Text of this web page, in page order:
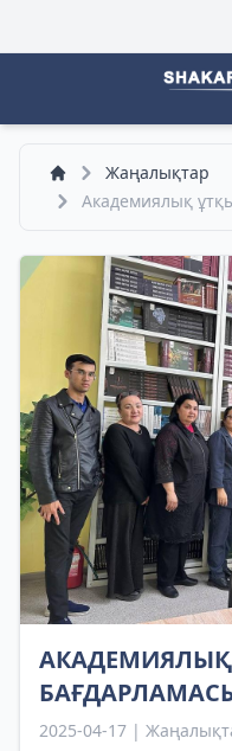
Жаңалықтар
Академиялық
2025-04-17 |